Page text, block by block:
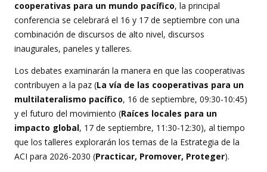
cooperativas para un mundo pacífico, la principal
conferencia se celebrará el 16 y 17 de septiembre con una
combinación de discursos de alto nivel, discursos
inaugurales, paneles y talleres.
Los debates examinarán la manera en que las cooperativas
contribuyen a la paz (La vía de las cooperativas para un
multilateralismo pacífico, 16 de septiembre, 09:30-10:45)
y el futuro del movimiento (Raíces locales para un
impacto global, 17 de septiembre, 11:30-12:30), al tiempo
que los talleres explorarán los temas de la Estrategia de la
ACI para 2026-2030 (Practicar, Promover, Proteger).